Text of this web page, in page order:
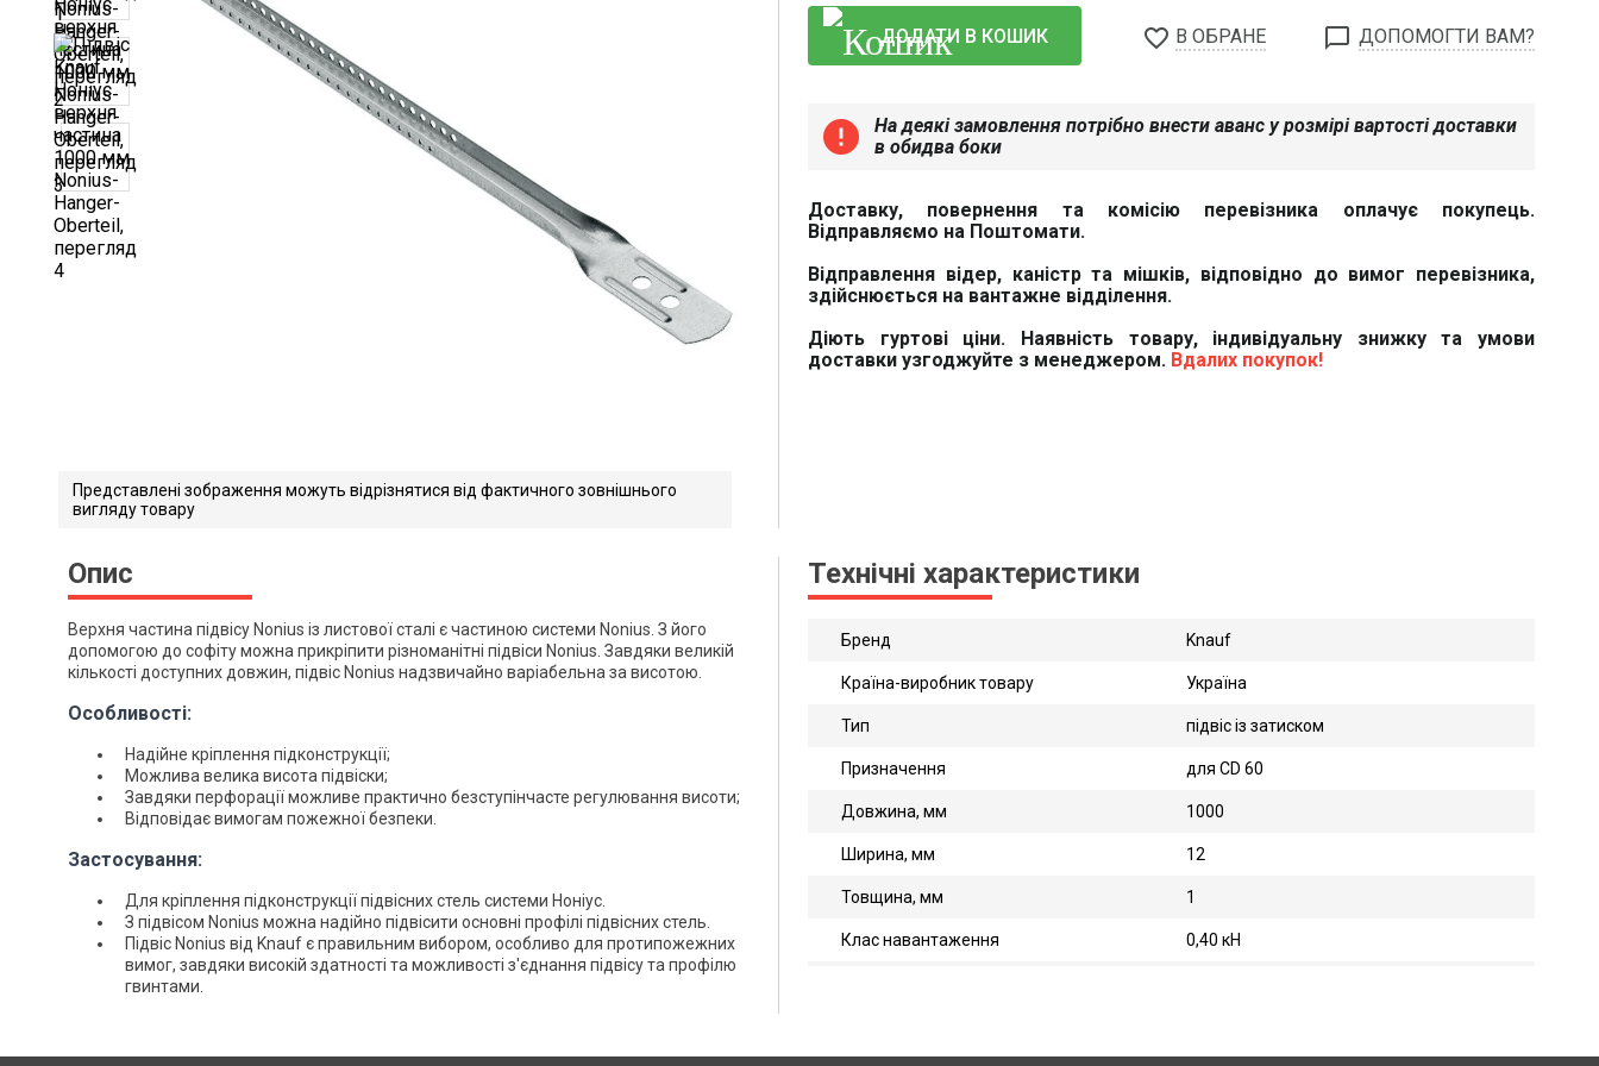
Представлені зображення можуть відрізнятися від фактичного зовнішнього
вигляду товару
ДОДАТИ В КОШИК favorite_border В ОБРАНЕ chat_bubble_outline ДОПОМОГТИ ВАМ?
error
На деякі замовлення потрібно внести аванс у розмірі вартості доставки
в обидва боки
Доставку, повернення та комісію перевізника оплачує покупець.
Відправляємо на Поштомати.
Відправлення відер, каністр та мішків, відповідно до вимог перевізника,
здійснюється на вантажне відділення.
Діють гуртові ціни. Наявність товару, індивідуальну знижку та умови
доставки узгоджуйте з менеджером. Вдалих покупок!
Опис
Верхня частина підвісу Nonius із листової сталі є частиною системи Nonius. З його
допомогою до софіту можна прикріпити різноманітні підвіси Nonius. Завдяки великій
кількості доступних довжин, підвіс Nonius надзвичайно варіабельна за висотою.
Особливості:
Надійне кріплення підконструкції;
Можлива велика висота підвіски;
Завдяки перфорації можливе практично безступінчасте регулювання висоти;
Відповідає вимогам пожежної безпеки.
Застосування:
Для кріплення підконструкції підвісних стель системи Ноніус.
З підвісом Nonius можна надійно підвісити основні профілі підвісних стель.
Підвіс Nonius від Knauf є правильним вибором, особливо для протипожежних
вимог, завдяки високій здатності та можливості з'єднання підвісу та профілю
гвинтами.
Технічні характеристики
Бренд Knauf
Країна-виробник товару Україна
Тип підвіс із затиском
Призначення для CD 60
Довжина, мм 1000
Ширина, мм 12
Товщина, мм 1
Клас навантаження 0,40 кН